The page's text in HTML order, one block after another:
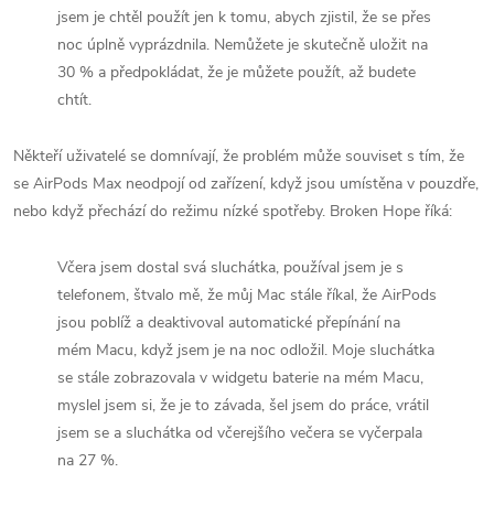
jsem je chtěl použít jen k tomu, abych zjistil, že se přes
noc úplně vyprázdnila. Nemůžete je skutečně uložit na
30 % a předpokládat, že je můžete použít, až budete
chtít.
Někteří uživatelé se domnívají, že problém může souviset s tím, že
se AirPods Max neodpojí od zařízení, když jsou umístěna v pouzdře,
nebo když přechází do režimu nízké spotřeby. Broken Hope říká:
Včera jsem dostal svá sluchátka, používal jsem je s
telefonem, štvalo mě, že můj Mac stále říkal, že ‌AirPods‌
jsou poblíž a deaktivoval automatické přepínání na
mém Macu, když jsem je na noc odložil. Moje sluchátka
se stále zobrazovala v widgetu baterie na mém Macu,
myslel jsem si, že je to závada, šel jsem do práce, vrátil
jsem se a sluchátka od včerejšího večera se vyčerpala
na 27 %.